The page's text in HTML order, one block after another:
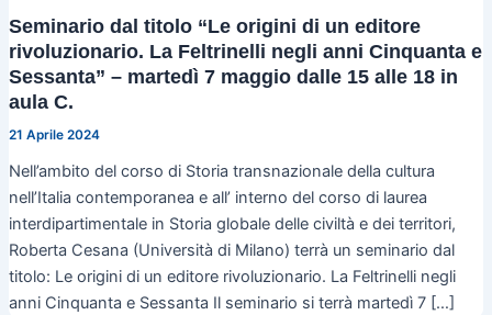
Seminario dal titolo “Le origini di un editore
rivoluzionario. La Feltrinelli negli anni Cinquanta e
Sessanta” – martedì 7 maggio dalle 15 alle 18 in
aula C.
21 Aprile 2024
Nell’ambito del corso di Storia transnazionale della cultura
nell’Italia contemporanea e all’ interno del corso di laurea
interdipartimentale in Storia globale delle civiltà e dei territori,
Roberta Cesana (Università di Milano) terrà un seminario dal
titolo: Le origini di un editore rivoluzionario. La Feltrinelli negli
anni Cinquanta e Sessanta Il seminario si terrà martedì 7 […]